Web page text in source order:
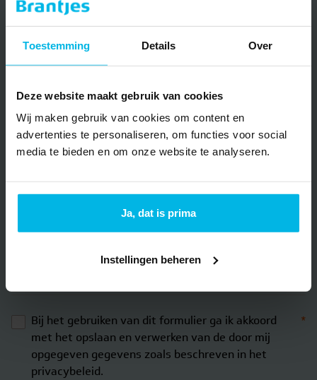
Toestemming Details Over
Deze website maakt gebruik van cookies
Wij maken gebruik van cookies om content en
advertenties te personaliseren, om functies voor social
media te bieden en om onze website te analyseren.
Ja, dat is prima
Instellingen beheren
Telefoon
Jouw bericht
Houd mij periodiek op de hoogte van actualiteiten en
nieuws van Brantjes Makelaars in de vorm van een
nieuwsbrief of mailing.
Bij het gebruiken van dit formulier ga ik akkoord
met het opslaan en verwerken van de door mij
opgegeven gegevens zoals beschreven in het
privacybeleid.
*